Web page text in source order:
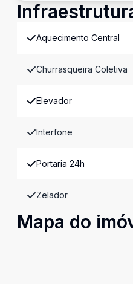
Aquecimento Central
Churrasqueira Coletiva
Elevador
Interfone
Portaria 24h
Zelador
Mapa do